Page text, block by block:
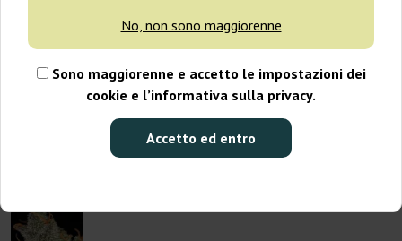
No, non sono maggiorenne
Sono maggiorenne e accetto le impostazioni dei
cookie e l’informativa sulla privacy.
Accetto ed entro